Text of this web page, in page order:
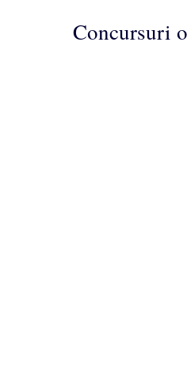
ConcursuriConcursuri